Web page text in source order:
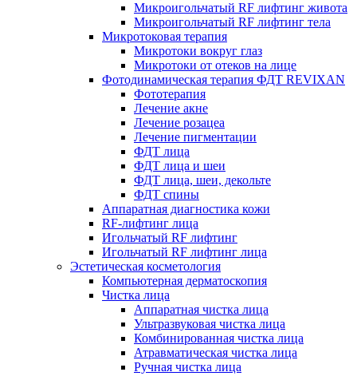
Микроигольчатый RF лифтинг живота
Микроигольчатый RF лифтинг тела
Микротоковая терапия
Микротоки вокруг глаз
Микротоки от отеков на лице
Фотодинамическая терапия ФДТ REVIXAN
Фототерапия
Лечение акне
Лечение розацеа
Лечение пигментации
ФДТ лица
ФДТ лица и шеи
ФДТ лица, шеи, декольте
ФДТ спины
Аппаратная диагностика кожи
RF-лифтинг лица
Игольчатый RF лифтинг
Игольчатый RF лифтинг лица
Эстетическая косметология
Компьютерная дерматоскопия
Чистка лица
Аппаратная чистка лица
Ультразвуковая чистка лица
Комбинированная чистка лица
Атравматическая чистка лица
Ручная чистка лица